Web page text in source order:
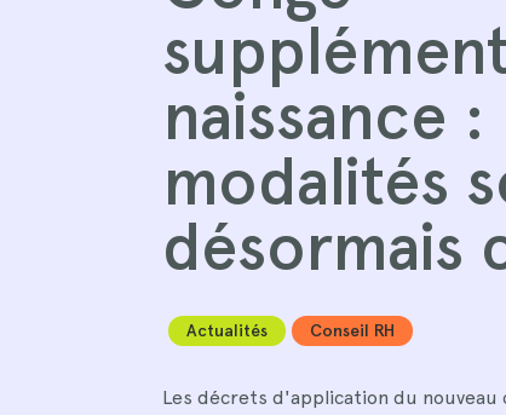
naissance :
modalités
désormais
Actualités Conseil RH
Les décrets d'application du nouveau